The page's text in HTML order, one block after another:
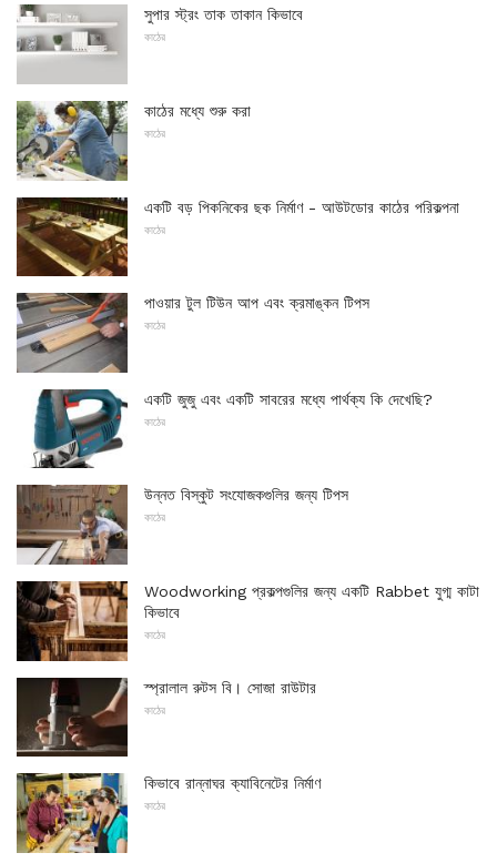
সুপার স্ট্রং তাক তাকান কিভাবে
কাঠের
কাঠের মধ্যে শুরু করা
কাঠের
একটি বড় পিকনিকের ছক নির্মাণ - আউটডোর কাঠের পরিকল্পনা
কাঠের
পাওয়ার টুল টিউন আপ এবং ক্রমাঙ্কন টিপস
কাঠের
একটি জুজু এবং একটি সাবরের মধ্যে পার্থক্য কি দেখেছি?
কাঠের
উন্নত বিস্কুট সংযোজকগুলির জন্য টিপস
কাঠের
Woodworking প্রকল্পগুলির জন্য একটি Rabbet যুগ্ম কাটা
কিভাবে
কাঠের
স্প্রালাল রুটস বি। সোজা রাউটার
কাঠের
কিভাবে রান্নাঘর ক্যাবিনেটের নির্মাণ
কাঠের